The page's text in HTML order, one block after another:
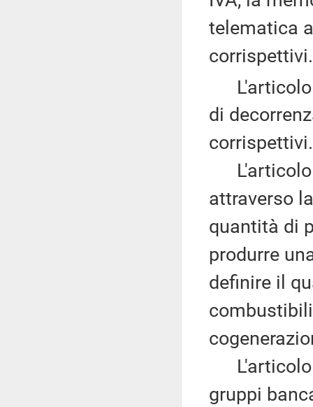
telematica
corrispettivi.
L'articolo
di
corrispettivi.
L'articolo
attraverso
quantità di
produrre
definire il
L'articolo
gruppi